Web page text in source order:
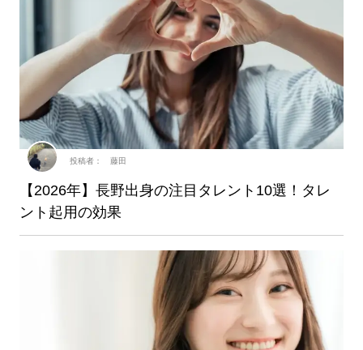
【2026年】長野出身の注目タレント10選！タレ
ント起用の効果
投稿者： 藤田